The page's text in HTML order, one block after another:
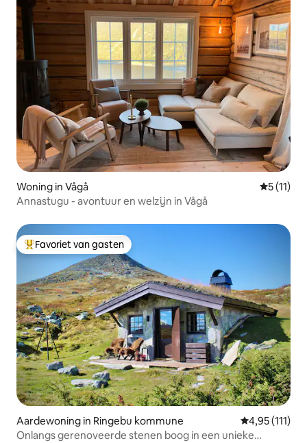
Woning in Vågå
5 (11)
Annastugu - avontuur en welzijn in Vågå
Topfavoriet van gasten
Favoriet van gasten
Aardewoning in Ringebu kommune Gemiddelde
4,95 (111)
Onlangs gerenoveerde stenen boog in een unieke